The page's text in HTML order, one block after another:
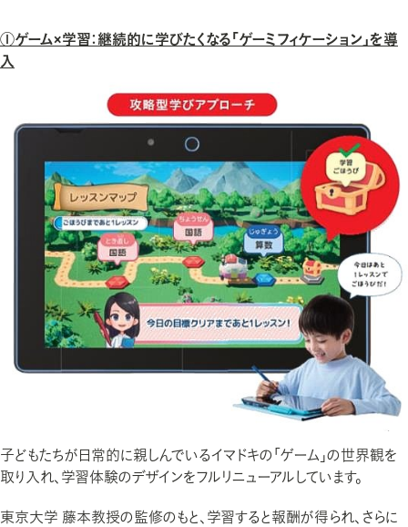
①ゲーム×学習：継続的に学びたくなる「ゲーミフィケーション」を導
入
子どもたちが日常的に親しんでいるイマドキの「ゲーム」の世界観を
取り入れ、学習体験のデザインをフルリニューアルしています。
東京大学 藤本教授の監修のもと、学習すると報酬が得られ、さらに